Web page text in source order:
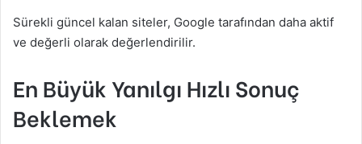
Sürekli güncel kalan siteler, Google tarafından daha aktif
ve değerli olarak değerlendirilir.
En Büyük Yanılgı Hızlı Sonuç
Beklemek